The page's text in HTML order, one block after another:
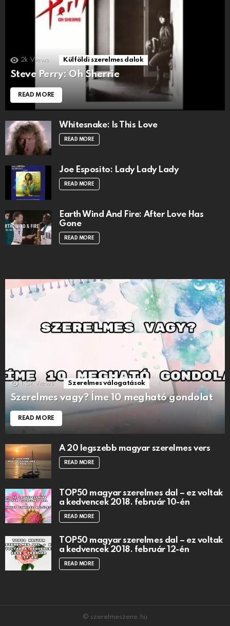
2k Views Külföldi szerelmes dalok
Steve Perry: Oh Sherrie
READ MORE
Whitesnake: Is This Love
READ MORE
Joe Esposito: Lady Lady Lady
READ MORE
Earth Wind And Fire: After Love Has
Gone
READ MORE
1.5k Views Szerelmes válogatások
Szerelmes vagy? Íme 10 megható gondolat
READ MORE
A 20 legszebb magyar szerelmes vers
READ MORE
TOP50 magyar szerelmes dal – ez voltak
a kedvencek 2018. február 10-én
READ MORE
TOP50 magyar szerelmes dal – ez voltak
a kedvencek 2018. február 12-én
READ MORE
© szerelmeszene.hu